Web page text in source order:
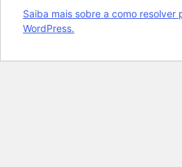
Saiba mais sobre a como resolver
WordPress.